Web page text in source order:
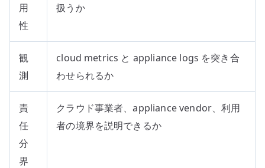
用
性
扱うか
観
測
cloud metrics と appliance logs を突き合
わせられるか
責
任
分
界
クラウド事業者、appliance vendor、利用
者の境界を説明できるか